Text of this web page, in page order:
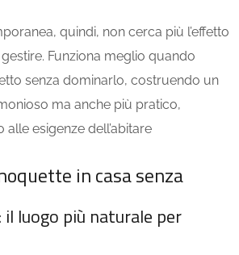
quindi, non cerca più l’effetto
Funziona meglio quando
senza dominarlo, costruendo un
ma anche più pratico,
esigenze dell’abitare
in casa senza
luogo più naturale per